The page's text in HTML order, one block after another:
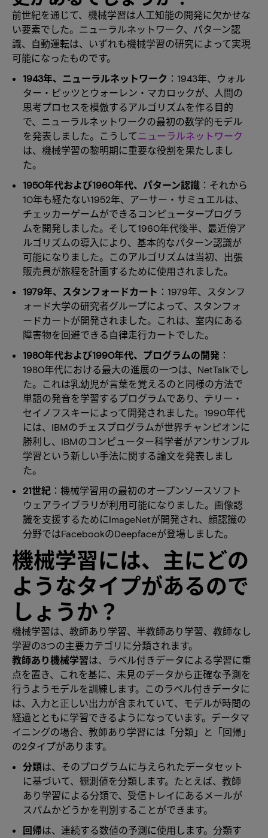
前世紀を通じて、機械学習は人工知能の開発に欠かせな
い要素でした。ニューラルネットワーク、パターン認
識、自動運転は、いずれも機械学習の研究によって実現
可能になったものです。
1943年、ニューラルネットワーク ：1943年、ウォル
ター・ピッツとウォーレン・マカロックが、人間の
思考プロセスを模倣するアルゴリズムを作る目的
で、ニューラルネットワークの最初の数学的モデル
を発表しました。こうしてニューラルネットワーク
は、機械学習の黎明期に重要な役割を果たしまし
た。
1950年代および1960年代、パターン認識 ：それから
10年も経たない1952年、アーサー・サミュエルは、
チェッカーゲームができるコンピュータープログラ
ムを開発しました。そして1960年代後半、最近傍ア
ルゴリズムの導入により、基本的なパターン認識が
可能になりました。このアルゴリズムは当初、出張
販売員が旅程を計画するために使用されました。
1979年、スタンフォードカート ：1979年、スタンフ
ォード大学の研究者グループによって、スタンフォ
ードカートが開発されました。これは、室内にある
障害物を回避できる自律走行カートでした。
1980年代および1990年代、プログラムの開発 ：
1980年代における最大の進展の一つは、NetTalkでし
た。これは乳幼児が言葉を覚えるのと同様の方法で
単語の発音を学習するプログラムであり、テリー・
セイノフスキーによって開発されました。1990年代
には、IBMのチェスプログラムが世界チャンピオンに
勝利し、IBMのコンピューター科学者がアンサンブル
学習という新しい手法に関する論文を発表しまし
た。
21世紀 ：機械学習用の最初のオープンソースソフト
ウェアライブラリが利用可能になりました。画像認
識を支援するためにImageNetが開発され、顔認識の
分野ではFacebookのDeepfaceが登場しました。
機械学習には、主にどの
ようなタイプがあるので
しょうか？
機械学習は、教師あり学習、半教師あり学習、教師なし
学習の3つの主要カテゴリに分類されます。
教師あり機械学習は、ラベル付きデータによる学習に重
点を置き、これを基に、未見のデータから正確な予測を
行うようモデルを訓練します。このラベル付きデータに
は、入力と正しい出力が含まれていて、モデルが時間の
経過とともに学習できるようになっています。データマ
イニングの場合、教師あり学習には「分類」と「回帰」
の2タイプがあります。
分類は、そのプログラムに与えられたデータセット
に基づいて、観測値を分類します。たとえば、教師
あり学習による分類で、受信トレイにあるメールが
スパムかどうかを判別することができます。
回帰は、連続する数値の予測に使用します。分類す